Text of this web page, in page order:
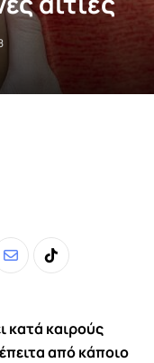
ShareTiktok
κατά καιρούς
από κάποιο